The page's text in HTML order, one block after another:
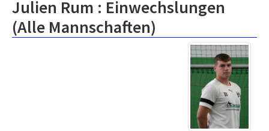
Julien Rum : Einwechslungen
(Alle Mannschaften)